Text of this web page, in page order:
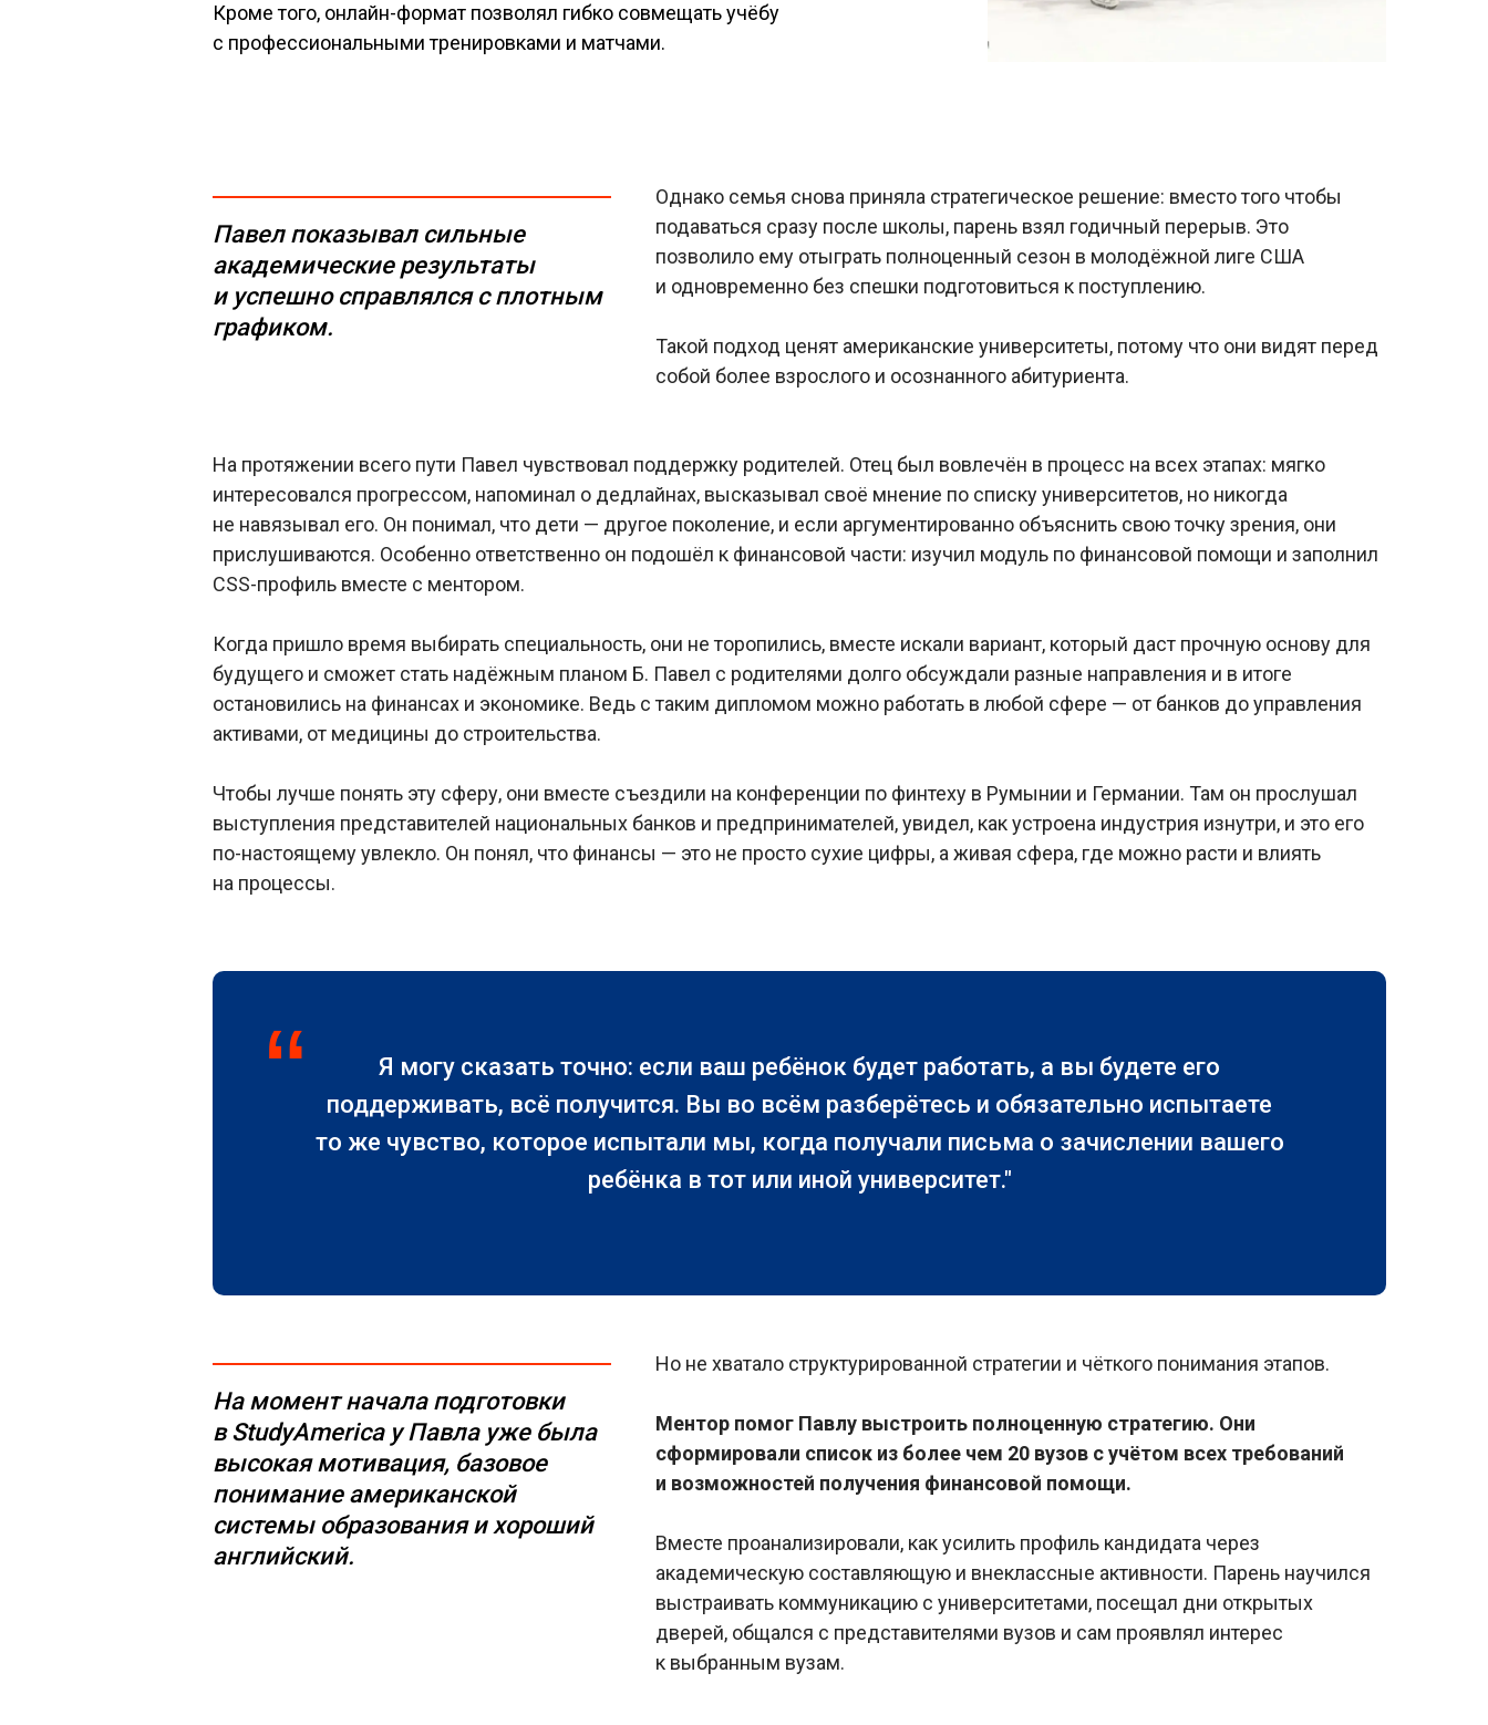
Кроме того, онлайн-формат позволял гибко совмещать учёбу
с профессиональными тренировками и матчами.
Павел показывал сильные
академические результаты
и успешно справлялся с плотным
графиком.
Однако семья снова приняла стратегическое решение: вместо того чтобы
подаваться сразу после школы, парень взял годичный перерыв. Это
позволило ему отыграть полноценный сезон в молодёжной лиге США
и одновременно без спешки подготовиться к поступлению.
Такой подход ценят американские университеты, потому что они видят перед
собой более взрослого и осознанного абитуриента.
На протяжении всего пути Павел чувствовал поддержку родителей. Отец был вовлечён в процесс на всех этапах: мягко
интересовался прогрессом, напоминал о дедлайнах, высказывал своё мнение по списку университетов, но никогда
не навязывал его. Он понимал, что дети — другое поколение, и если аргументированно объяснить свою точку зрения, они
прислушиваются. Особенно ответственно он подошёл к финансовой части: изучил модуль по финансовой помощи и заполнил
CSS-профиль вместе с ментором.
Когда пришло время выбирать специальность, они не торопились, вместе искали вариант, который даст прочную основу для
будущего и сможет стать надёжным планом Б. Павел с родителями долго обсуждали разные направления и в итоге
остановились на финансах и экономике. Ведь с таким дипломом можно работать в любой сфере — от банков до управления
активами, от медицины до строительства.
Чтобы лучше понять эту сферу, они вместе съездили на конференции по финтеху в Румынии и Германии. Там он прослушал
выступления представителей национальных банков и предпринимателей, увидел, как устроена индустрия изнутри, и это его
по-настоящему увлекло. Он понял, что финансы — это не просто сухие цифры, а живая сфера, где можно расти и влиять
на процессы.
“
Я могу сказать точно: если ваш ребёнок будет работать, а вы будете его
поддерживать, всё получится. Вы во всём разберётесь и обязательно испытаете
то же чувство, которое испытали мы, когда получали письма о зачислении вашего
ребёнка в тот или иной университет."
На момент начала подготовки
в StudyAmerica у Павла уже была
высокая мотивация, базовое
понимание американской
системы образования и хороший
английский.
Но не хватало структурированной стратегии и чёткого понимания этапов.
Ментор помог Павлу выстроить полноценную стратегию. Они
сформировали список из более чем 20 вузов с учётом всех требований
и возможностей получения финансовой помощи.
Вместе проанализировали, как усилить профиль кандидата через
академическую составляющую и внеклассные активности. Парень научился
выстраивать коммуникацию с университетами, посещал дни открытых
дверей, общался с представителями вузов и сам проявлял интерес
к выбранным вузам.